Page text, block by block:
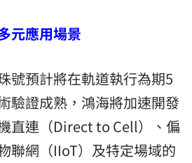
元應用場景
號預計將在軌道執行為期5
驗證成熟，鴻海將加速開發
直連（Direct to Cell）、偏
聯網（IIoT）及特定場域的